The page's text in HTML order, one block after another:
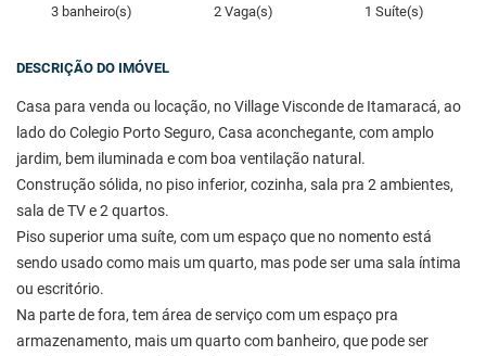
3 banheiro(s) 2 Vaga(s) 1 Suíte(s)
DESCRIÇÃO DO IMÓVEL
Casa para venda ou locação, no Village Visconde de Itamaracá, ao
lado do Colegio Porto Seguro, Casa aconchegante, com amplo
jardim, bem iluminada e com boa ventilação natural.
Construção sólida, no piso inferior, cozinha, sala pra 2 ambientes,
sala de TV e 2 quartos.
Piso superior uma suíte, com um espaço que no nomento está
sendo usado como mais um quarto, mas pode ser uma sala íntima
ou escritório.
Na parte de fora, tem área de serviço com um espaço pra
armazenamento, mais um quarto com banheiro, que pode ser